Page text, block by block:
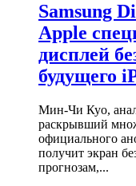
Samsung
Apple
дисплей
будущего
Мин-Чи Куо,
раскрывший
официального
получит экран
прогнозам,...